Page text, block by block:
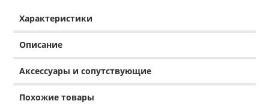
Характеристики
Описание
Аксессуары и сопутствующие
Похожие товары